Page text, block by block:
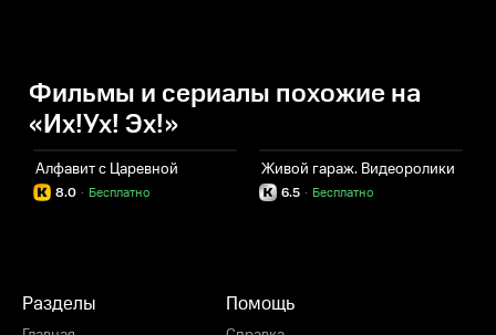
Фильмы и сериалы похожие на
«Их!Ух! Эх!»
Алфавит с Царевной
8.0 Бесплатно
·
Живой гараж. Видеоролики
6.5 Бесплатно
·
Разделы Помощь